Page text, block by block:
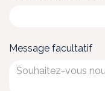
Message facultatif